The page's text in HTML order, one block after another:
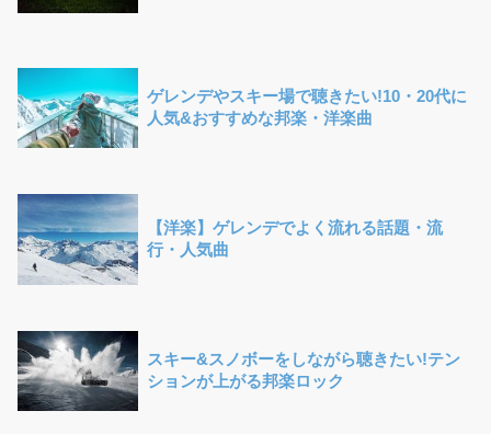
ゲレンデやスキー場で聴きたい!10・20代に
人気&おすすめな邦楽・洋楽曲
【洋楽】ゲレンデでよく流れる話題・流
行・人気曲
スキー&スノボーをしながら聴きたい!テン
ションが上がる邦楽ロック